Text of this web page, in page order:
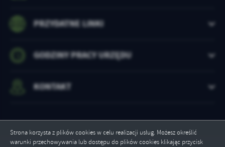
Strona korzysta z plików cookies w celu realizacji usług. Możesz określić
warunki przechowywania lub dostępu do plików cookies klikając przycisk
PRZYDATNE LINKI
GODZINY PRACY URZĘDU
KONTAKT